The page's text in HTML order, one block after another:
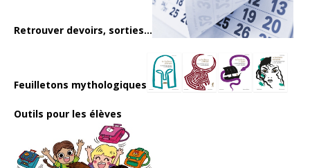
Retrouver devoirs, sorties...
Feuilletons mythologiques
Outils pour les élèves